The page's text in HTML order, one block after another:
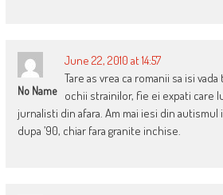
No Name
June 22, 2010 at 14:57
Tare as vrea ca romanii sa isi
ochii strainilor, fie ei expati care
jurnalisti din afara. Am mai iesi din
dupa ’90, chiar fara granite inchise.